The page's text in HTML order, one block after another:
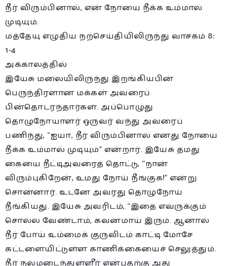
நீர் விரும்பினால், என் நோயை நீக்க உம்மால்
முடியும்.
மத்தேயு எழுதிய நற்செய்தியிலிருந்து வாசகம் 8:
1-4
அக்காலத்தில்
இயேசு மலையிலிருந்து இறங்கியபின்
பெருந்திரளான மக்கள் அவரைப்
பின்தொடர்ந்தார்கள். அப்பொழுது
தொழுநோயாளர் ஒருவர் வந்து அவரைப்
பணிந்து, “ஐயா, நீர் விரும்பினால் எனது நோயை
நீக்க உம்மால் முடியும்” என்றார். இயேசு தமது
கையை நீட்டிஅவரைத் தொட்டு, “நான்
விரும்புகிறேன், உமது நோய் நீங்குக!” என்று
சொன்னார். உடனே அவரது தொழுநோய்
நீங்கியது. இயேசு அவரிடம், “இதை எவருக்கும்
சொல்ல வேண்டாம், கவனமாய் இரும். ஆனால்
நீர் போய் உம்மைக் குருவிடம் காட்டி மோசே
கட்டளையிட்டுள்ள காணிக்கையைச் செலுத்தும்.
நீர் நலமடைந்துள்ளீர் என்பதற்கு அது